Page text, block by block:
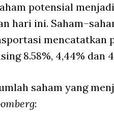
potensial
hari ini.
mencatatkan
8.58%, 4,44% dan
saham yang
: